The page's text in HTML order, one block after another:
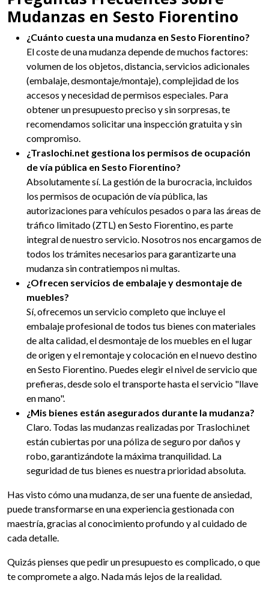
Mudanzas en Sesto Fiorentino
¿Cuánto cuesta una mudanza en Sesto Fiorentino?
El coste de una mudanza depende de muchos factores:
volumen de los objetos, distancia, servicios adicionales
(embalaje, desmontaje/montaje), complejidad de los
accesos y necesidad de permisos especiales. Para
obtener un presupuesto preciso y sin sorpresas, te
recomendamos solicitar una inspección gratuita y sin
compromiso.
¿Traslochi.net gestiona los permisos de ocupación
de vía pública en Sesto Fiorentino?
Absolutamente sí. La gestión de la burocracia, incluidos
los permisos de ocupación de vía pública, las
autorizaciones para vehículos pesados o para las áreas de
tráfico limitado (ZTL) en Sesto Fiorentino, es parte
integral de nuestro servicio. Nosotros nos encargamos de
todos los trámites necesarios para garantizarte una
mudanza sin contratiempos ni multas.
¿Ofrecen servicios de embalaje y desmontaje de
muebles?
Sí, ofrecemos un servicio completo que incluye el
embalaje profesional de todos tus bienes con materiales
de alta calidad, el desmontaje de los muebles en el lugar
de origen y el remontaje y colocación en el nuevo destino
en Sesto Fiorentino. Puedes elegir el nivel de servicio que
prefieras, desde solo el transporte hasta el servicio "llave
en mano".
¿Mis bienes están asegurados durante la mudanza?
Claro. Todas las mudanzas realizadas por Traslochi.net
están cubiertas por una póliza de seguro por daños y
robo, garantizándote la máxima tranquilidad. La
seguridad de tus bienes es nuestra prioridad absoluta.
Has visto cómo una mudanza, de ser una fuente de ansiedad,
puede transformarse en una experiencia gestionada con
maestría, gracias al conocimiento profundo y al cuidado de
cada detalle.
Quizás pienses que pedir un presupuesto es complicado, o que
te compromete a algo. Nada más lejos de la realidad.